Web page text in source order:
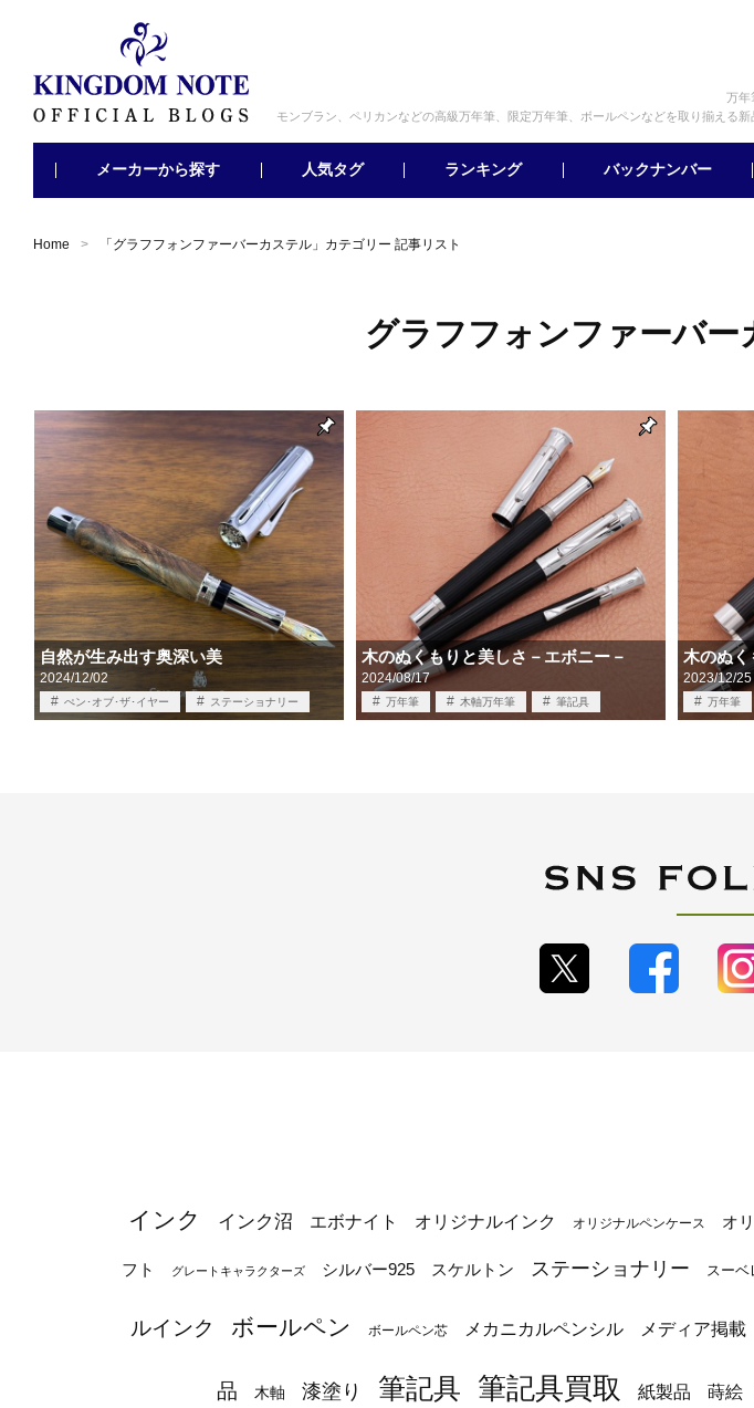
万年
モンブラン、ペリカンなどの高級万年筆、限定万年筆、ボールペンなどを取り揃える
メーカーから探す 人気タグ ランキング バックナンバー
Home 「 グラフフォンファーバーカステル 」カテゴリー 記事リスト
グラフフォンファーバー
自然が生み出す奥深い美
2024/12/02
ぺン･オブ･ザ･イヤー ステーショナリー
木のぬくもりと美しさ－エボニー－
2024/08/17
万年筆 木軸万年筆 筆記具
木のぬく
2023/12/25
万年筆
インク インク沼 エボナイト オリジナルインク オリジナルペンケース オ
フト グレートキャラクターズ シルバー925 スケルトン ステーショナリー スーベ
ルインク ボールペン ボールペン芯 メカニカルペンシル メディア掲載
品 木軸 漆塗り 筆記具 筆記具買取 紙製品 蒔絵